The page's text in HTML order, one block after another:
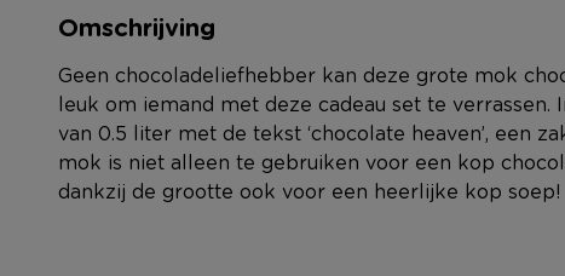
Omschrijving
Geen chocoladeliefhebber kan deze grote mok
leuk om iemand met deze cadeau set te
van 0.5 liter met de tekst ‘chocolate heaven’, een
mok is niet alleen te gebruiken voor een kop
dankzij de grootte ook voor een heerlijke kop soep!